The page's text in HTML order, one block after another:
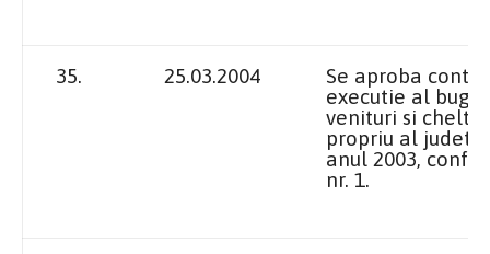
35. 25.03.2004
Se aproba
executie al
venituri si
propriu al
anul 2003,
nr. 1.